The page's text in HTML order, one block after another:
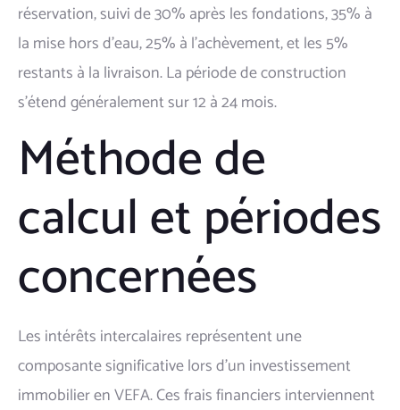
réservation, suivi de 30% après les fondations, 35% à
la mise hors d'eau, 25% à l'achèvement, et les 5%
restants à la livraison. La période de construction
s'étend généralement sur 12 à 24 mois.
Méthode de
calcul et périodes
concernées
Les intérêts intercalaires représentent une
composante significative lors d'un investissement
immobilier en VEFA. Ces frais financiers interviennent